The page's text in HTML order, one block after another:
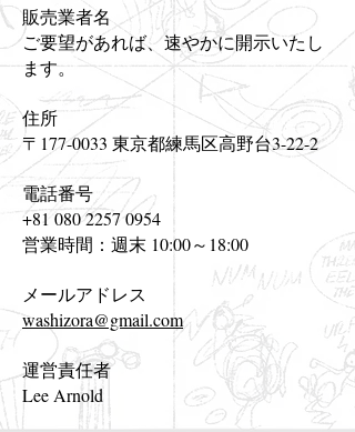
販売業者名
ご要望があれば、速やかに開示いたし
ます。
住所
〒177-0033 東京都練馬区高野台3-22-2
電話番号
+81 080 2257 0954
営業時間：週末 10:00～18:00
メールアドレス
washizora@gmail.com
運営責任者
Lee Arnold